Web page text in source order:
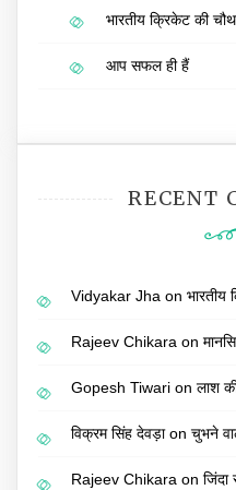
भारतीय क्रिकेट की
आप सफल ही हैं
RECENT
Vidyakar Jha on भारतीय
Rajeev Chikara on
Gopesh Tiwari on लाश
विक्रम सिंह देवड़ाon चुभने
Rajeev Chikara on